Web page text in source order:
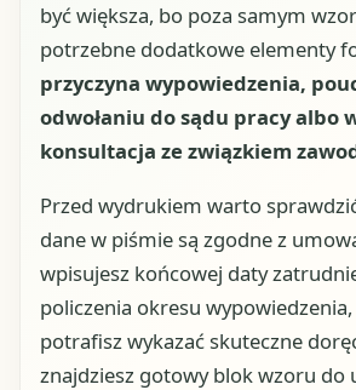
być większa, bo poza samym
potrzebne dodatkowe elementy
przyczyna wypowiedzenia,
odwołaniu do sądu pracy albo
konsultacja ze związkiem
Przed wydrukiem warto
dane w piśmie są zgodne z
wpisujesz końcowej daty
policzenia okresu
potrafisz wykazać skuteczne
znajdziesz gotowy blok wzoru do